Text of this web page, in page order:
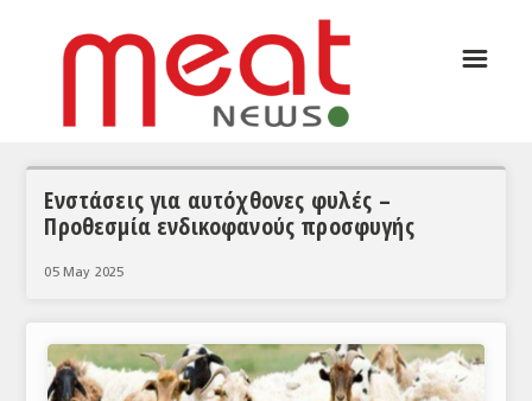
ΣΥΝΕΝΤΕΥΞΕΙΣ
ΘΕΜΑΤΑ
ΚΟΣΜΟΣ
☰
Ενστάσεις για αυτόχθονες φυλές –
Προθεσμία ενδικοφανούς προσφυγής
05 May 2025